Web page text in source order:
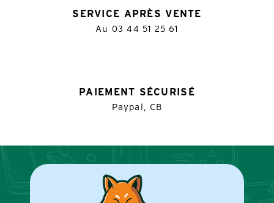
SERVICE APRÈS VENTE
Au 03 44 51 25 61
PAIEMENT SÉCURISÉ
Paypal, CB